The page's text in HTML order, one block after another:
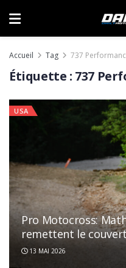
Accueil Tag 737
Étiquette : 737
USA
Pro Motocross:
remettent le
13 MAI 2026